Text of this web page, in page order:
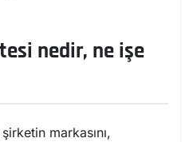
nedir, ne işe
markasını,